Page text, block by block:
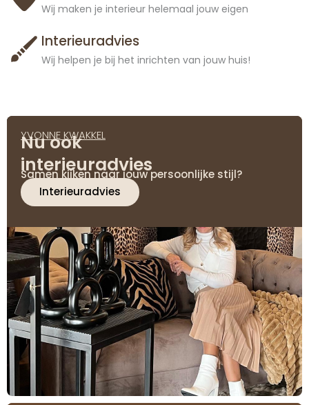
Wij maken je interieur helemaal jouw eigen
Interieuradvies
Wij helpen je bij het inrichten van jouw huis!
YVONNE KWAKKEL
Nu ook
interieuradvies
Samen kijken naar jouw persoonlijke stijl?
Interieuradvies